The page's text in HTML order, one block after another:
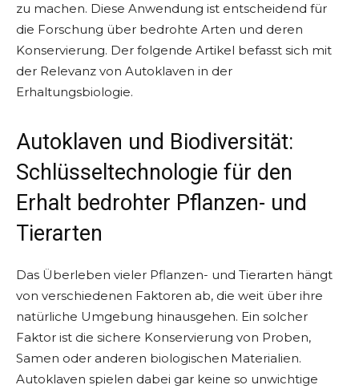
zu machen. Diese Anwendung ist entscheidend für
die Forschung über bedrohte Arten und deren
Konservierung. Der folgende Artikel befasst sich mit
der Relevanz von Autoklaven in der
Erhaltungsbiologie.
Autoklaven und Biodiversität:
Schlüsseltechnologie für den
Erhalt bedrohter Pflanzen- und
Tierarten
Das Überleben vieler Pflanzen- und Tierarten hängt
von verschiedenen Faktoren ab, die weit über ihre
natürliche Umgebung hinausgehen. Ein solcher
Faktor ist die sichere Konservierung von Proben,
Samen oder anderen biologischen Materialien.
Autoklaven spielen dabei gar keine so unwichtige